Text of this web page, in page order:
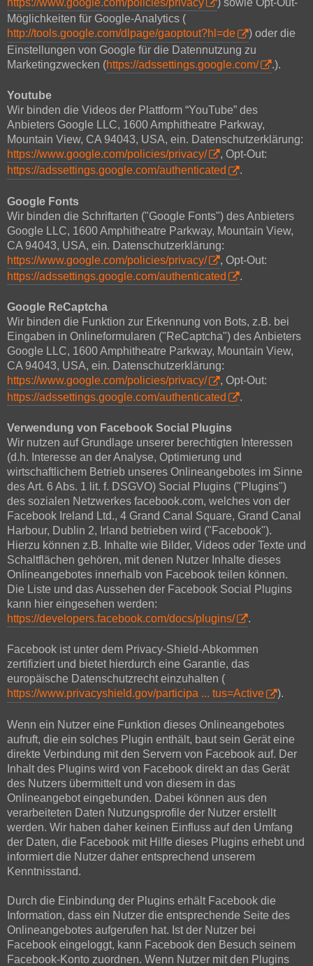
Möglichkeiten für Google-Analytics (
http://tools.google.com/dlpage/gaoptout?hl=de
) oder die
Einstellungen von Google für die Datennutzung zu
Marketingzwecken (https://adssettings.google.com/ .).
Youtube
Wir binden die Videos der Plattform “YouTube” des
Anbieters Google LLC, 1600 Amphitheatre Parkway,
Mountain View, CA 94043, USA, ein. Datenschutzerklärung:
https://www.google.com/policies/privacy/
, Opt-Out:
https://adssettings.google.com/authenticated
.
Google Fonts
Wir binden die Schriftarten ("Google Fonts") des Anbieters
Google LLC, 1600 Amphitheatre Parkway, Mountain View,
CA 94043, USA, ein. Datenschutzerklärung:
https://www.google.com/policies/privacy/
, Opt-Out:
https://adssettings.google.com/authenticated
.
Google ReCaptcha
Wir binden die Funktion zur Erkennung von Bots, z.B. bei
Eingaben in Onlineformularen ("ReCaptcha") des Anbieters
Google LLC, 1600 Amphitheatre Parkway, Mountain View,
CA 94043, USA, ein. Datenschutzerklärung:
https://www.google.com/policies/privacy/
, Opt-Out:
https://adssettings.google.com/authenticated
.
Verwendung von Facebook Social Plugins
Wir nutzen auf Grundlage unserer berechtigten Interessen
(d.h. Interesse an der Analyse, Optimierung und
wirtschaftlichem Betrieb unseres Onlineangebotes im Sinne
des Art. 6 Abs. 1 lit. f. DSGVO) Social Plugins ("Plugins")
des sozialen Netzwerkes facebook.com, welches von der
Facebook Ireland Ltd., 4 Grand Canal Square, Grand Canal
Harbour, Dublin 2, Irland betrieben wird ("Facebook").
Hierzu können z.B. Inhalte wie Bilder, Videos oder Texte und
Schaltflächen gehören, mit denen Nutzer Inhalte dieses
Onlineangebotes innerhalb von Facebook teilen können.
Die Liste und das Aussehen der Facebook Social Plugins
kann hier eingesehen werden:
https://developers.facebook.com/docs/plugins/
.
Facebook ist unter dem Privacy-Shield-Abkommen
zertifiziert und bietet hierdurch eine Garantie, das
europäische Datenschutzrecht einzuhalten (
https://www.privacyshield.gov/participa ... tus=Active
).
Wenn ein Nutzer eine Funktion dieses Onlineangebotes
aufruft, die ein solches Plugin enthält, baut sein Gerät eine
direkte Verbindung mit den Servern von Facebook auf. Der
Inhalt des Plugins wird von Facebook direkt an das Gerät
des Nutzers übermittelt und von diesem in das
Onlineangebot eingebunden. Dabei können aus den
verarbeiteten Daten Nutzungsprofile der Nutzer erstellt
werden. Wir haben daher keinen Einfluss auf den Umfang
der Daten, die Facebook mit Hilfe dieses Plugins erhebt und
informiert die Nutzer daher entsprechend unserem
Kenntnisstand.
Durch die Einbindung der Plugins erhält Facebook die
Information, dass ein Nutzer die entsprechende Seite des
Onlineangebotes aufgerufen hat. Ist der Nutzer bei
Facebook eingeloggt, kann Facebook den Besuch seinem
Facebook-Konto zuordnen. Wenn Nutzer mit den Plugins